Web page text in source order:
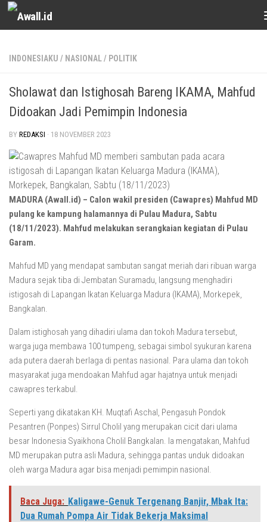
Skip to content
INDONESIAKU / NASIONAL/ POLITIK
Sholawat dan Istighosah Bareng IKAMA, Mahfud
Didoakan Jadi Pemimpin Indonesia
BY REDAKSI · 18 NOVEMBER 2023
MADURA (Awall.id) – Calon wakil presiden (Cawapres) Mahfud MD
pulang ke kampung halamannya di Pulau Madura, Sabtu
(18/11/2023). Mahfud melakukan serangkaian kegiatan di Pulau
Garam.
Mahfud MD yang mendapat sambutan sangat meriah dari ribuan warga
Madura sejak tiba di Jembatan Suramadu, langsung menghadiri
istigosah di Lapangan Ikatan Keluarga Madura (IKAMA), Morkepek,
Bangkalan.
Dalam istighosah yang dihadiri ulama dan tokoh Madura tersebut,
warga juga membawa 100 tumpeng, sebagai simbol syukuran karena
ada putera daerah berlaga di pentas nasional. Para ulama dan tokoh
masyarakat juga mendoakan Mahfud agar hajatnya untuk menjadi
cawapres terkabul.
Seperti yang dikatakan KH. Muqtafi Aschal, Pengasuh Pondok
Pesantren (Ponpes) Sirrul Cholil yang merupakan cicit dari ulama
besar Indonesia Syaikhona Cholil Bangkalan. Ia mengatakan, Mahfud
MD merupakan putra asli Madura, sehingga pantas unduk didoakan
oleh warga Madura agar bisa menjadi pemimpin nasional.
Baca Juga: Kaligawe-Genuk Tergenang Banjir, Mbak Ita:
Dua Rumah Pompa Air Tidak Bekerja Maksimal